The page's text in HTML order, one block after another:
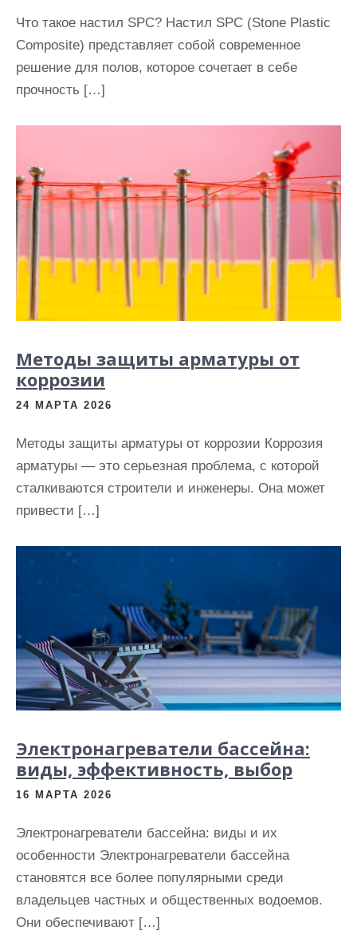
Что такое настил SPC? Настил SPC (Stone Plastic
Composite) представляет собой современное
решение для полов, которое сочетает в себе
прочность […]
Методы защиты арматуры от
коррозии
24 МАРТА 2026
Методы защиты арматуры от коррозии Коррозия
арматуры — это серьезная проблема, с которой
сталкиваются строители и инженеры. Она может
привести […]
Электронагреватели бассейна:
виды, эффективность, выбор
16 МАРТА 2026
Электронагреватели бассейна: виды и их
особенности Электронагреватели бассейна
становятся все более популярными среди
владельцев частных и общественных водоемов.
Они обеспечивают […]